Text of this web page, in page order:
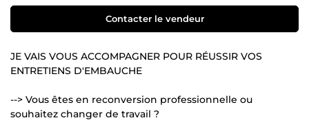
Contacter le vendeur
JE VAIS VOUS ACCOMPAGNER POUR RÉUSSIR VOS
ENTRETIENS D'EMBAUCHE
--> Vous êtes en reconversion professionnelle ou
souhaitez changer de travail ?